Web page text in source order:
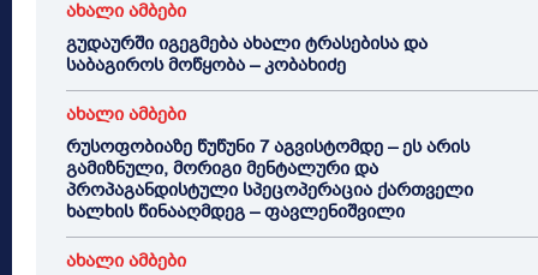
ახალი ამბები
გუდაურში იგეგმება ახალი ტრასებისა და
საბაგიროს მოწყობა – კობახიძე
ახალი ამბები
რუსოფობიაზე წუწუნი 7 აგვისტომდე – ეს არის
გამიზნული, მორიგი მენტალური და
პროპაგანდისტული სპეცოპერაცია ქართველი
ხალხის წინააღმდეგ – ფავლენიშვილი
ახალი ამბები